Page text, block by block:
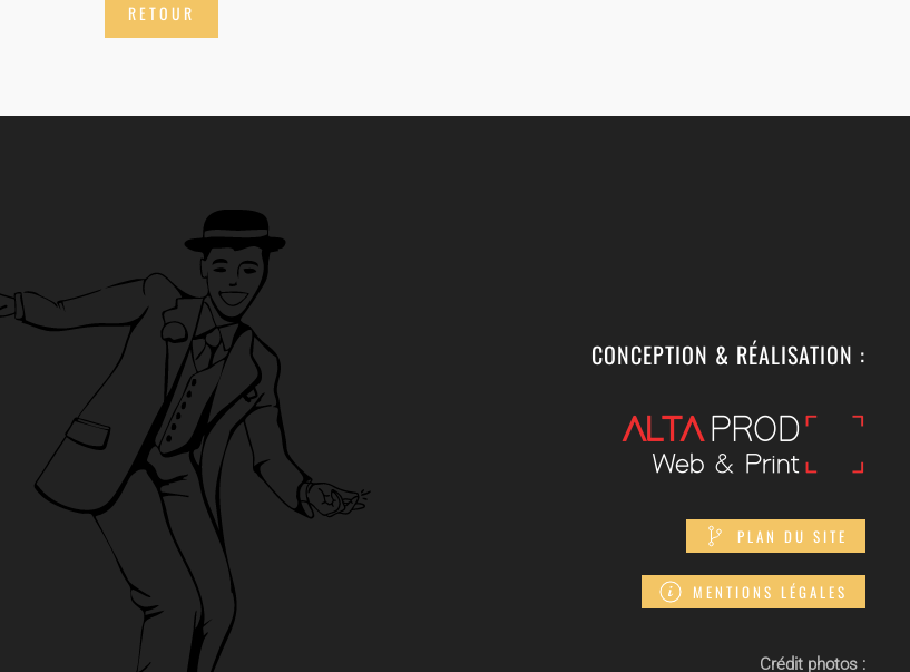
RETOUR
CONCEPTION & RÉALISATION :
PLAN DU SITE
MENTIONS LÉGALES
Crédit photos :